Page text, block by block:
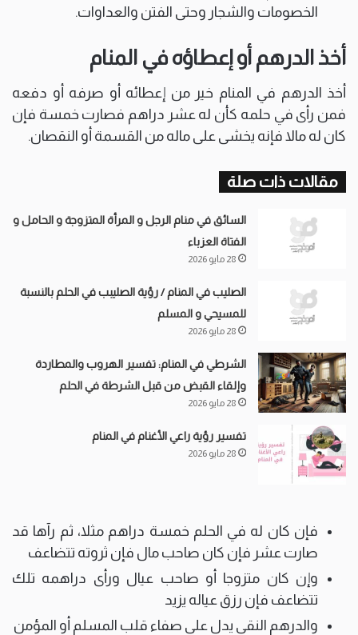
الخصومات والشجار وحتى الفتن والعداوات.
أخذ الدرهم أو إعطاؤه في المنام
أخذ الدرهم في المنام خير من إعطائه أو صرفه أو دفعه
فمن رأى في حلمه كأن له عشر دراهم فصارت خمسة فإن
كان له مالا فإنه يخشى على ماله من القسمة أو النقصان.
مقالات ذات صلة
السائق في منام الرجل و المرأة المتزوجة و الحامل و
الفتاة العزباء
28 مايو 2026
الصليب في المنام / رؤية الصليبب في الحلم بالنسبة
للمسيحي و المسلم
28 مايو 2026
الشرطي في المنام: تفسير الهروب والمطاردة
وإلقاء القبض من قبل الشرطة في الحلم
28 مايو 2026
تفسير رؤية راعي الأغنام في المنام
28 مايو 2026
فإن كان له في الحلم خمسة دراهم مثلا، ثم رآها قد
صارت عشر فإن كان صاحب مال فإن ثروته تتضاعف
وإن كان متزوجا أو صاحب عيال ورأى دراهمه تلك
تتضاعف فإن رزق عياله يزيد
والدرهم النقي يدل على صفاء قلب المسلم أو المؤمن